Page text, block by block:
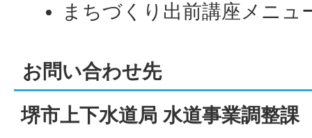
まちづくり出前講座メニュ
お問い合わせ先
堺市上下水道局 水道事業調整課